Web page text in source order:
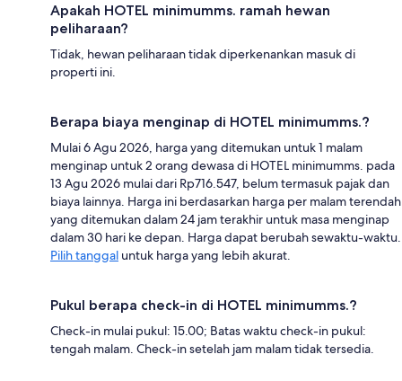
Apakah HOTEL minimumms. ramah hewan
peliharaan?
Tidak, hewan peliharaan tidak diperkenankan masuk di
properti ini.
Berapa biaya menginap di HOTEL minimumms.?
Mulai 6 Agu 2026, harga yang ditemukan untuk 1 malam
menginap untuk 2 orang dewasa di HOTEL minimumms. pada
13 Agu 2026 mulai dari Rp716.547, belum termasuk pajak dan
biaya lainnya. Harga ini berdasarkan harga per malam terendah
yang ditemukan dalam 24 jam terakhir untuk masa menginap
dalam 30 hari ke depan. Harga dapat berubah sewaktu-waktu.
Pilih tanggal untuk harga yang lebih akurat.
Pukul berapa check-in di HOTEL minimumms.?
Check-in mulai pukul: 15.00; Batas waktu check-in pukul:
tengah malam. Check-in setelah jam malam tidak tersedia.